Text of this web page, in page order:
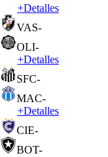
+Detalles
VAS-
OLI-
+Detalles
SFC-
MAC-
+Detalles
CIE-
BOT-